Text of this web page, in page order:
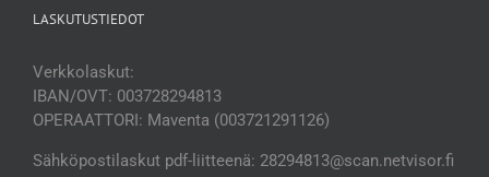
LASKUTUSTIEDOT
Verkkolaskut:
IBAN/OVT: 003728294813
OPERAATTORI: Maventa (003721291126)
Sähköpostilaskut pdf-liitteenä: 28294813@scan.netvisor.fi